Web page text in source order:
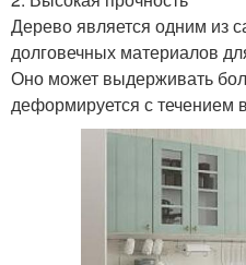
Дерево является одним из
долговечных материалов
Оно может выдерживать
деформируется с течением